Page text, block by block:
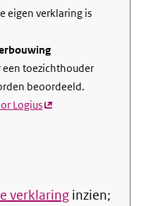
eigen verklaring is
een toezichthouder
beoordeeld.
Logius(externe
verklaring inzien;